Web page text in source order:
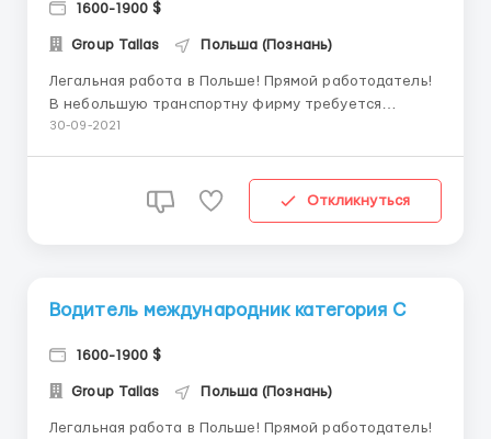
1600-1900 $
Group Tallas Польша (Познань)
Легальная работа в Польше! Прямой работодатель!
В небольшую транспортну фирму требуется
водитель с категориями С или С+Е. Обязательно с
городе Раконевице ( 60 км от г. Познань). Авто: ...
30-09-2021
Откликнуться
Водитель международник категория С
1600-1900 $
Group Tallas Польша (Познань)
Легальная работа в Польше! Прямой работодатель!